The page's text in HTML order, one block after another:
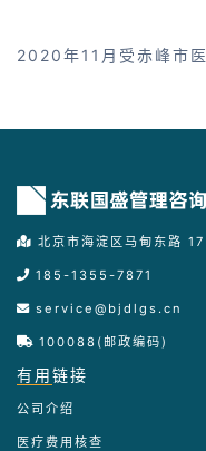
2020年11月受赤峰市
北京市海淀区马甸东路
185-1355-7871
service@bjdlgs.cn
100088(邮政编码)
有用链接
公司介绍
医疗费用核查